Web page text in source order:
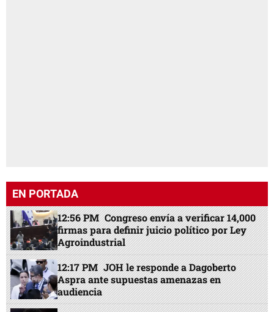
EN PORTADA
12:56 PM Congreso envía a verificar 14,000
firmas para definir juicio político por Ley
Agroindustrial
12:17 PM JOH le responde a Dagoberto
Aspra ante supuestas amenazas en
audiencia